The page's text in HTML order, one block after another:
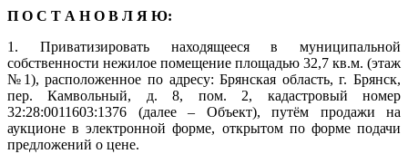
П О С Т А Н О В Л Я Ю:
1. Приватизировать находящееся в муниципальной
собственности нежилое помещение площадью 32,7 кв.м. (этаж
№1), расположенное по адресу: Брянская область, г. Брянск,
пер. Камвольный, д. 8, пом. 2, кадастровый номер
32:28:0011603:1376 (далее – Объект), путём продажи на
аукционе в электронной форме, открытом по форме подачи
предложений о цене.